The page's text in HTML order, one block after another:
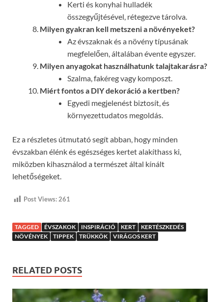
Kerti és konyhai hulladék
összegyűjtésével, rétegezve tárolva.
Milyen gyakran kell metszeni a növényeket?
Az évszaknak és a növény típusának
megfelelően, általában évente egyszer.
Milyen anyagokat használhatunk talajtakarásra?
Szalma, fakéreg vagy komposzt.
Miért fontos a DIY dekoráció a kertben?
Egyedi megjelenést biztosít, és
környezettudatos megoldás.
Ez a részletes útmutató segít abban, hogy minden
évszakban élénk és egészséges kertet alakíthass ki,
miközben kihasználod a természet által kínált
lehetőségeket.
Post Views:261
TAGGED ÉVSZAKOK INSPIRÁCIÓ KERT
KERTÉSZKEDÉS
NÖVÉNYEK
TIPPEK TRÜKKÖK VIRÁGOS KERT
RELATED POSTS